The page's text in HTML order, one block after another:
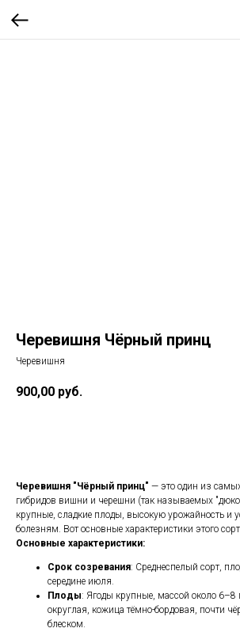
Черевишня Чёрный принц
Черевишня
900,00 руб.
Черевишня "Чёрный принц" — это один из
гибридов вишни и черешни (так называемых
крупные, сладкие плоды, высокую урожайность и
болезням. Вот основные характеристики этого
Основные характеристики:
Срок созревания: Среднеспелый сорт,
середине июля.
Плоды: Ягоды крупные, массой около
округлая, кожица тёмно-бордовая, почти
блеском.